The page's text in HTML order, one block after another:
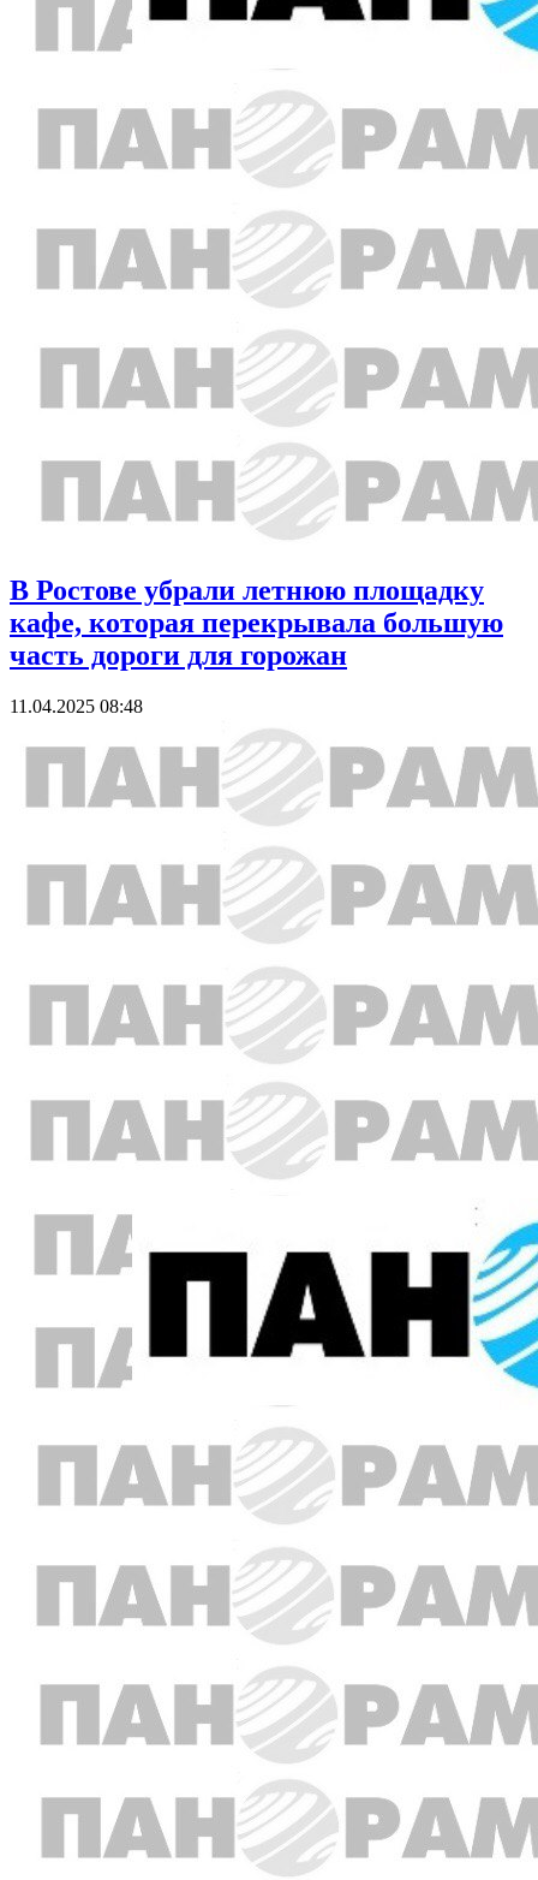
В Ростове убрали летнюю площадку
кафе, которая перекрывала большую
часть дороги для горожан
11.04.2025 08:48